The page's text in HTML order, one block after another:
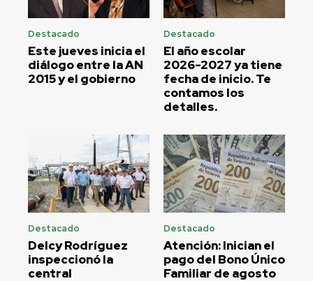
Destacado
Este jueves inicia el
diálogo entre la AN
2015 y el gobierno
Destacado
El año escolar
2026-2027 ya tiene
fecha de inicio. Te
contamos los
detalles.
Destacado
Delcy Rodríguez
inspeccionó la
central
Destacado
Atención: Inician el
pago del Bono Único
Familiar de agosto